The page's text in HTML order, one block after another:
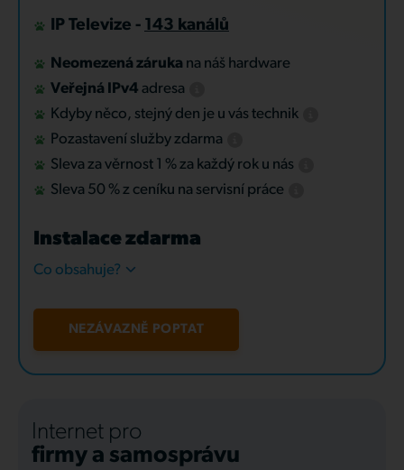
IP Televize - 143 kanálů
Neomezená záruka na náš hardware
Veřejná IPv4 adresa
Kdyby něco, stejný den je u vás technik
Pozastavení služby zdarma
Sleva za věrnost 1 % za každý rok u nás
Sleva 50 % z ceníku na servisní práce
Instalace zdarma
Co obsahuje?
NEZÁVAZNĚ POPTAT
Internet pro
firmy a samosprávu